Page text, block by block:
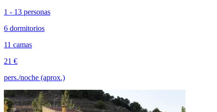
1 - 13 personas
6 dormitorios
11 camas
21 €
pers./noche (aprox.)